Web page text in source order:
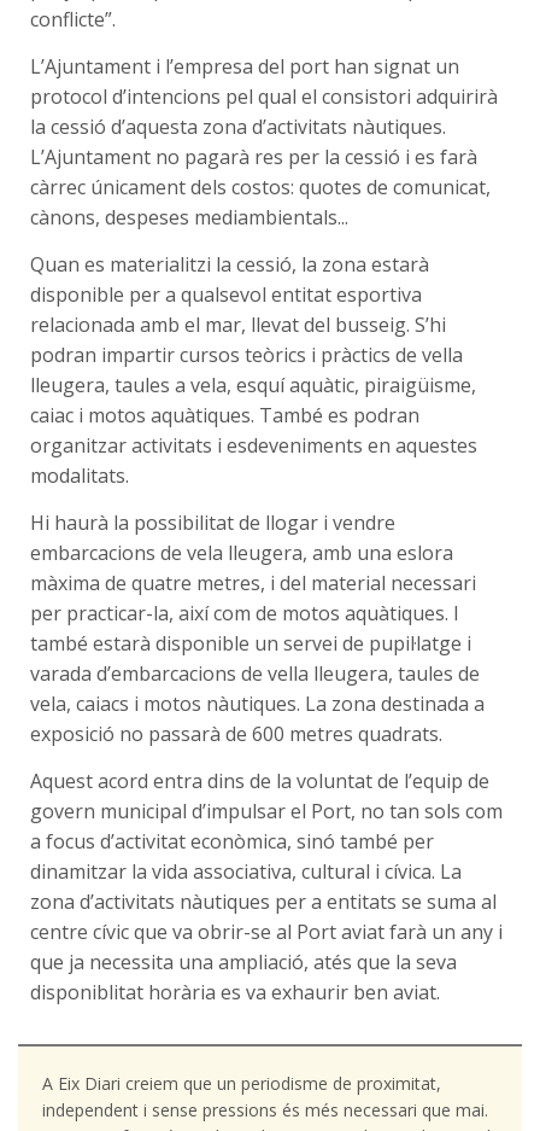
conflicte”.
L’Ajuntament i l’empresa del port han signat un
protocol d’intencions pel qual el consistori adquirirà
la cessió d’aquesta zona d’activitats nàutiques.
L’Ajuntament no pagarà res per la cessió i es farà
càrrec únicament dels costos: quotes de comunicat,
cànons, despeses mediambientals...
Quan es materialitzi la cessió, la zona estarà
disponible per a qualsevol entitat esportiva
relacionada amb el mar, llevat del busseig. S’hi
podran impartir cursos teòrics i pràctics de vella
lleugera, taules a vela, esquí aquàtic, piraigüisme,
caiac i motos aquàtiques. També es podran
organitzar activitats i esdeveniments en aquestes
modalitats.
Hi haurà la possibilitat de llogar i vendre
embarcacions de vela lleugera, amb una eslora
màxima de quatre metres, i del material necessari
per practicar-la, així com de motos aquàtiques. I
també estarà disponible un servei de pupil·latge i
varada d’embarcacions de vella lleugera, taules de
vela, caiacs i motos nàutiques. La zona destinada a
exposició no passarà de 600 metres quadrats.
Aquest acord entra dins de la voluntat de l’equip de
govern municipal d’impulsar el Port, no tan sols com
a focus d’activitat econòmica, sinó també per
dinamitzar la vida associativa, cultural i cívica. La
zona d’activitats nàutiques per a entitats se suma al
centre cívic que va obrir-se al Port aviat farà un any i
que ja necessita una ampliació, atés que la seva
disponiblitat horària es va exhaurir ben aviat.
A Eix Diari creiem que un periodisme de proximitat,
independent i sense pressions és més necessari que mai.